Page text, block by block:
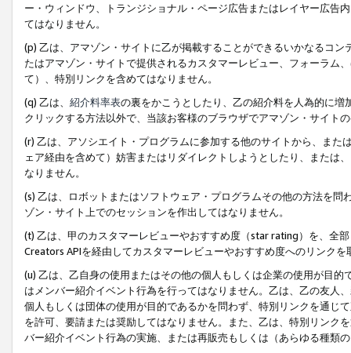
ー・ウィンドウ、トランジショナル・ページ広告またはレイヤー広告
てはなりません。
(p) 乙は、アマゾン・サイトに乙が掲載することができるいかなるコ
たはアマゾン・サイトで提供されるカスタマーレビュー、フォーラム
て）、特別リンクを含めてはなりません。
(q) 乙は、 紹介料率表の裏をかこうとしたり、乙の紹介料を人為的に
クリックする方法以外で、当該お客様のブラウザでアマゾン・サイト
(r) 乙は、アソシエイト・プログラムに参加する他のサイトから、ま
ェア経由を含めて）妨害またはリダイレクトしようとしたり、または
なりません。
(s) 乙は、ロボットまたはソフトウェア・プログラムその他の方法を
ゾン・サイト上でのセッションを作出してはなりません。
(t) 乙は、甲のカスタマーレビューやおすすめ度（star rating）を、全
Creators APIを経由してカスタマーレビューやおすすめ度へのリンクを
(u) 乙は、乙自身の使用またはその他の個人もしくは企業の使用が目
はメンバー紹介イベント行為を行ってはなりません。乙は、乙の友人
個人もしくは団体の使用が目的であるかを問わず、特別リンクを通じ
を許可、要請または奨励してはなりません。また、乙は、特別リンク
バー紹介イベント行為の実施、または再販売もしくは（あらゆる種類